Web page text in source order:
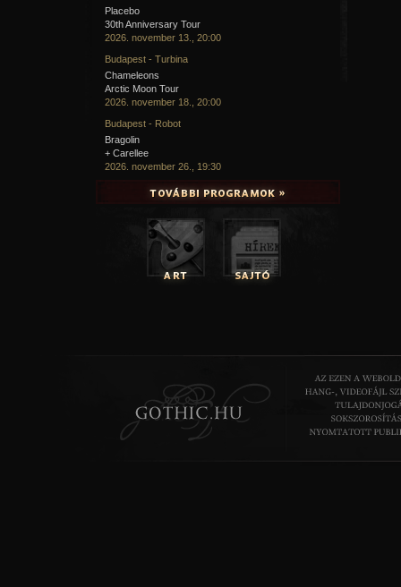
Placebo
30th Anniversary Tour
2026. november 13., 20:00
Budapest - Turbina
Chameleons
Arctic Moon Tour
2026. november 18., 20:00
Budapest - Robot
Bragolin
+ Carellee
2026. november 26., 19:30